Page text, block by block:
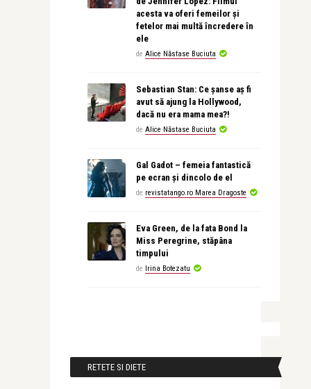
acesta va oferi femeilor și
fetelor mai multă încredere în
ele
de Alice Năstase Buciuta
Sebastian Stan: Ce șanse aș fi
avut să ajung la Hollywood,
dacă nu era mama mea?!
de Alice Năstase Buciuta
Gal Gadot – femeia fantastică
pe ecran și dincolo de el
de revistatango.ro Marea Dragoste
Eva Green, de la fata Bond la
Miss Peregrine, stăpâna
timpului
de Irina Botezatu
RETETE SI DIETE